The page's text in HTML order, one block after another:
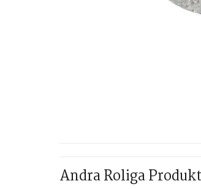
Andra Roliga